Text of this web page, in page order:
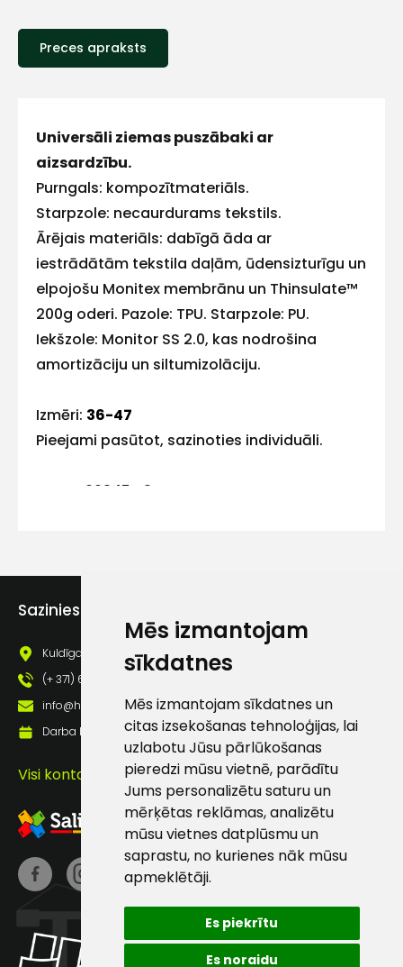
Mēs izmantojam
sīkdatnes
Mēs izmantojam sīkdatnes un
citas izsekošanas tehnoloģijas, lai
uzlabotu Jūsu pārlūkošanas
pieredzi mūsu vietnē, parādītu
Jums personalizētu saturu un
mērķētas reklāmas, analizētu
mūsu vietnes datplūsmu un
saprastu, no kurienes nāk mūsu
apmeklētāji.
Es piekrītu
Es noraidu
Preces apraksts
Universāli ziemas puszābaki ar
aizsardzību.
Purngals: kompozītmateriāls.
Starpzole: necaurdurams tekstils.
Ārējais materiāls: dabīgā āda ar
iestrādātām tekstila daļām, ūdensizturīgu un
elpojošu Monitex membrānu un Thinsulate™
200g oderi. Pazole: TPU. Starpzole: PU.
Iekšzole: Monitor SS 2.0, kas nodrošina
amortizāciju un siltumizolāciju.
Izmēri: 36-47
Pieejami pasūtot, sazinoties individuāli.
EN ISO 20345 S3 SRC FO
Sazinies ar mums
Kuldīgas iela 69a, Saldus, Saldus nov., LV - 3801
(+ 371) 63 881 186
info@hards.lv
Darba laiks: Darbadienās: 8:00 - 17:00
Visi kontakti
Kontakttālrunis
Ziņojums
Sūtīt ziņojumu
Klientu
atbalsts
Darbdienās:
8:00 – 17:00
info@hards.lv